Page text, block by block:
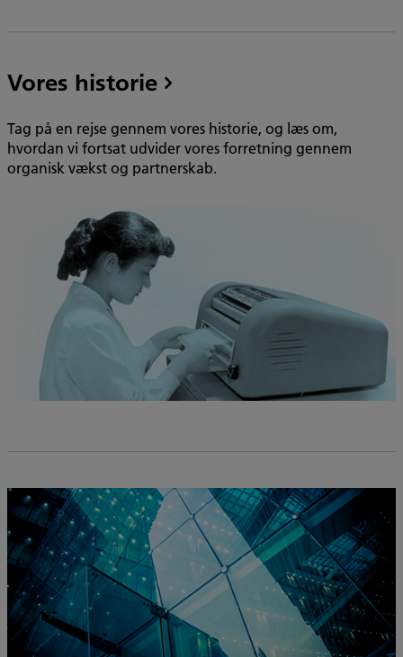
Vores historie
Tag på en rejse gennem vores historie, og læs om,
hvordan vi fortsat udvider vores forretning gennem
organisk vækst og partnerskab.